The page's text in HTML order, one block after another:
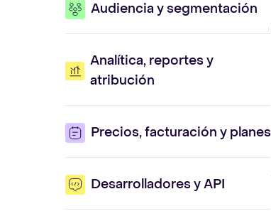
Audiencia y segmentación
Analítica, reportes y
atribución
Precios, facturación y planes
Desarrolladores y API